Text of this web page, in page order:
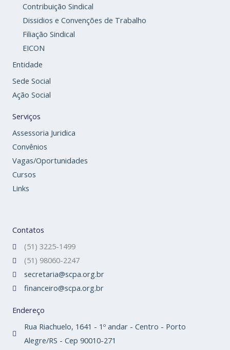
Contribuição Sindical
Dissidios e Convenções de Trabalho
Filiação Sindical
EICON
Entidade
Sede Social
Ação Social
Serviços
Assessoria Juridica
Convênios
Vagas/Oportunidades
Cursos
Links
Contatos
(51) 3225-1499
(51) 98060-2247
secretaria@scpa.org.br
financeiro@scpa.org.br
Endereço
Rua Riachuelo, 1641 - 1º andar - Centro - Porto
Alegre/RS - Cep 90010-271